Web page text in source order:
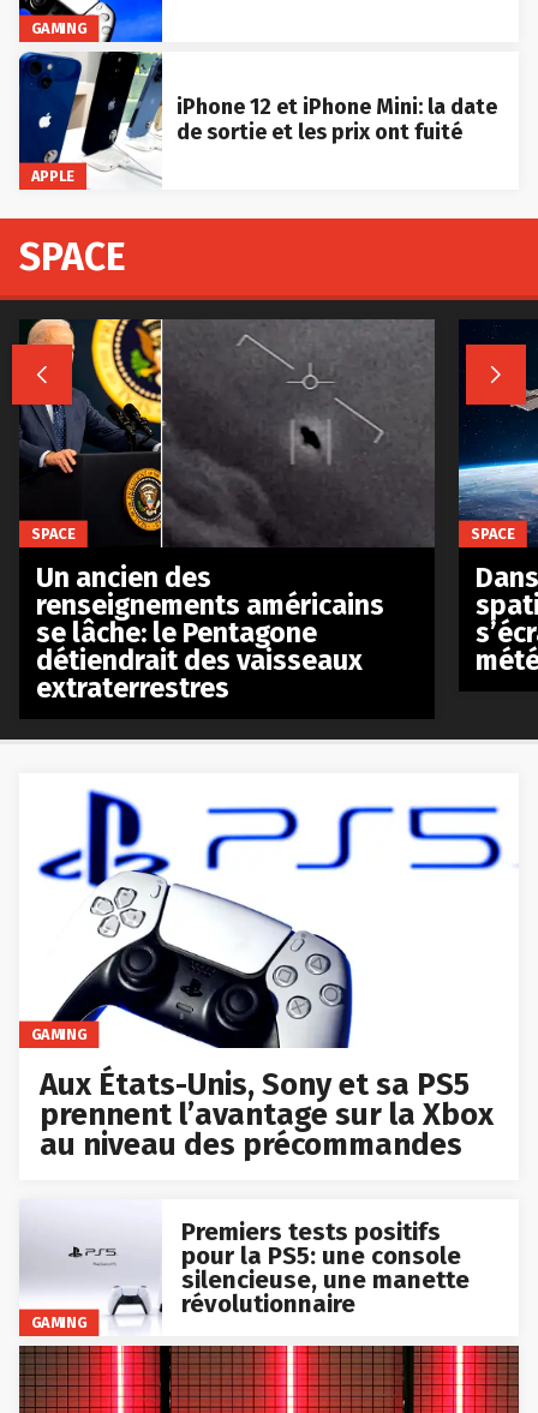
GAMING
APPLE
iPhone 12 et iPhone Mini: la date
de sortie et les prix ont fuité
GAMING
Aux États-Unis, Sony et sa PS5
prennent l’avantage sur la Xbox
au niveau des précommandes
GAMING
Premiers tests positifs
pour la PS5: une console
silencieuse, une manette
révolutionnaire
SPACE
 
SPACE
Un ancien des
renseignements américains
se lâche: le Pentagone
détiendrait des vaisseaux
extraterrestres
SPACE